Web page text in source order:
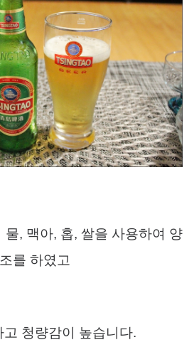
물, 맥아, 홉, 쌀을 사용하여 양
조를 하였고
고 청량감이 높습니다.